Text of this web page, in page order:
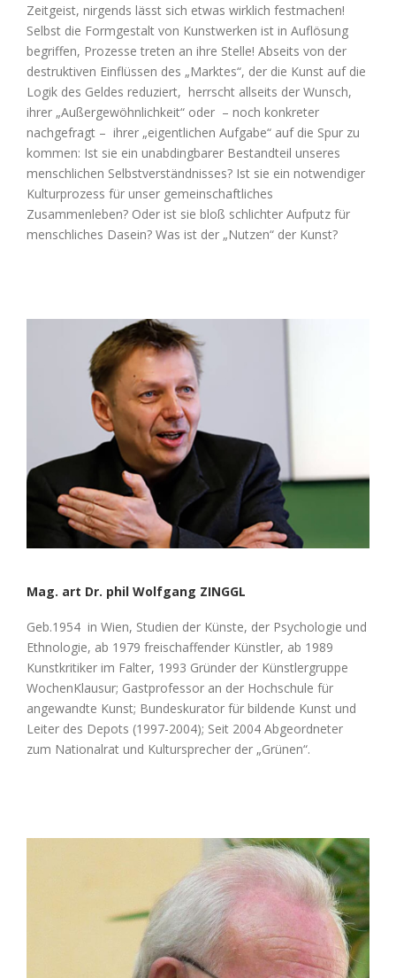
Zeitgeist, nirgends lässt sich etwas wirklich festmachen!
Selbst die Formgestalt von Kunstwerken ist in Auflösung
begriffen, Prozesse treten an ihre Stelle! Abseits von der
destruktiven Einflüssen des „Marktes“, der die Kunst auf die
Logik des Geldes reduziert, herrscht allseits der Wunsch,
ihrer „Außergewöhnlichkeit“ oder – noch konkreter
nachgefragt – ihrer „eigentlichen Aufgabe“ auf die Spur zu
kommen: Ist sie ein unabdingbarer Bestandteil unseres
menschlichen Selbstverständnisses? Ist sie ein notwendiger
Kulturprozess für unser gemeinschaftliches
Zusammenleben? Oder ist sie bloß schlichter Aufputz für
menschliches Dasein? Was ist der „Nutzen“ der Kunst?
Mag. art Dr. phil Wolfgang ZINGGL
Geb.1954 in Wien, Studien der Künste, der Psychologie und
Ethnologie, ab 1979 freischaffender Künstler, ab 1989
Kunstkritiker im Falter, 1993 Gründer der Künstlergruppe
WochenKlausur; Gastprofessor an der Hochschule für
angewandte Kunst; Bundeskurator für bildende Kunst und
Leiter des Depots (1997-2004); Seit 2004 Abgeordneter
zum Nationalrat und Kultursprecher der „Grünen“.